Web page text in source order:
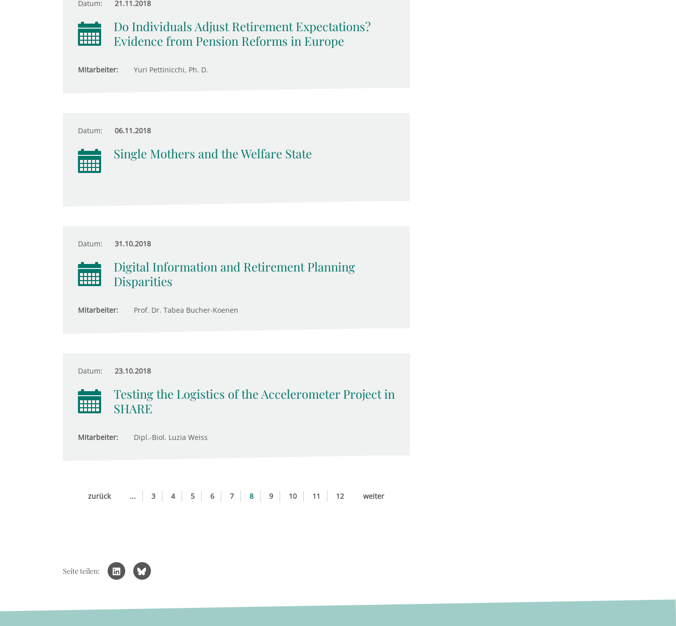
Datum: 21.11.2018
Do Individuals Adjust Retirement Expectations?
Evidence from Pension Reforms in Europe
Mitarbeiter: Yuri Pettinicchi, Ph. D.
Datum: 06.11.2018
Single Mothers and the Welfare State
Datum: 31.10.2018
Digital Information and Retirement Planning
Disparities
Mitarbeiter: Prof. Dr. Tabea Bucher-Koenen
Datum: 23.10.2018
Testing the Logistics of the Accelerometer Project in
SHARE
Mitarbeiter: Dipl.-Biol. Luzia Weiss
zurück ... 3 4 5 6 7 8 9 10 11 12 weiter
Seite teilen: